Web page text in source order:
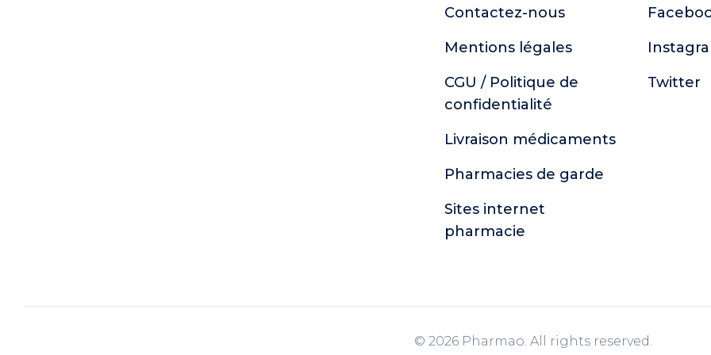
Contactez-nous
Mentions légales
CGU / Politique de
confidentialité
Livraison médicaments
Pharmacies de garde
Sites internet
pharmacie
Twitter
© 2026 Pharmao. All rights reserved.